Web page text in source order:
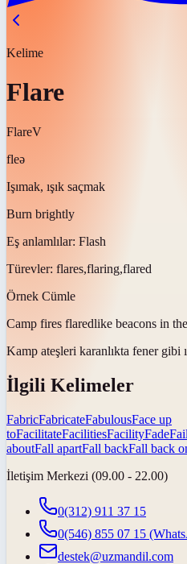
Kelime
Flare
FlareV
fleə
Işımak, ışık saçmak
Burn brightly
Eş anlamlılar: Flash
Türevler: flares,flaring,flared
Örnek Cümle
Camp fires flaredlike beacons in
Kamp ateşleri karanlıkta fener gibi
İlgili Kelimeler
FabricFabricateFabulousFace up
toFacilitateFacilitiesFacilityFadeFail
aboutFall apartFall backFall back
İletişim Merkezi (09.00 - 22.00)
0(312) 911 37 15
0(546) 855 07 15
destek@uzmandil.com